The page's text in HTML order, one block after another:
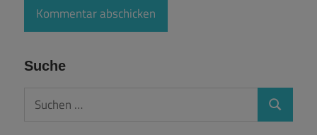
Suche
Suchen
Suchen